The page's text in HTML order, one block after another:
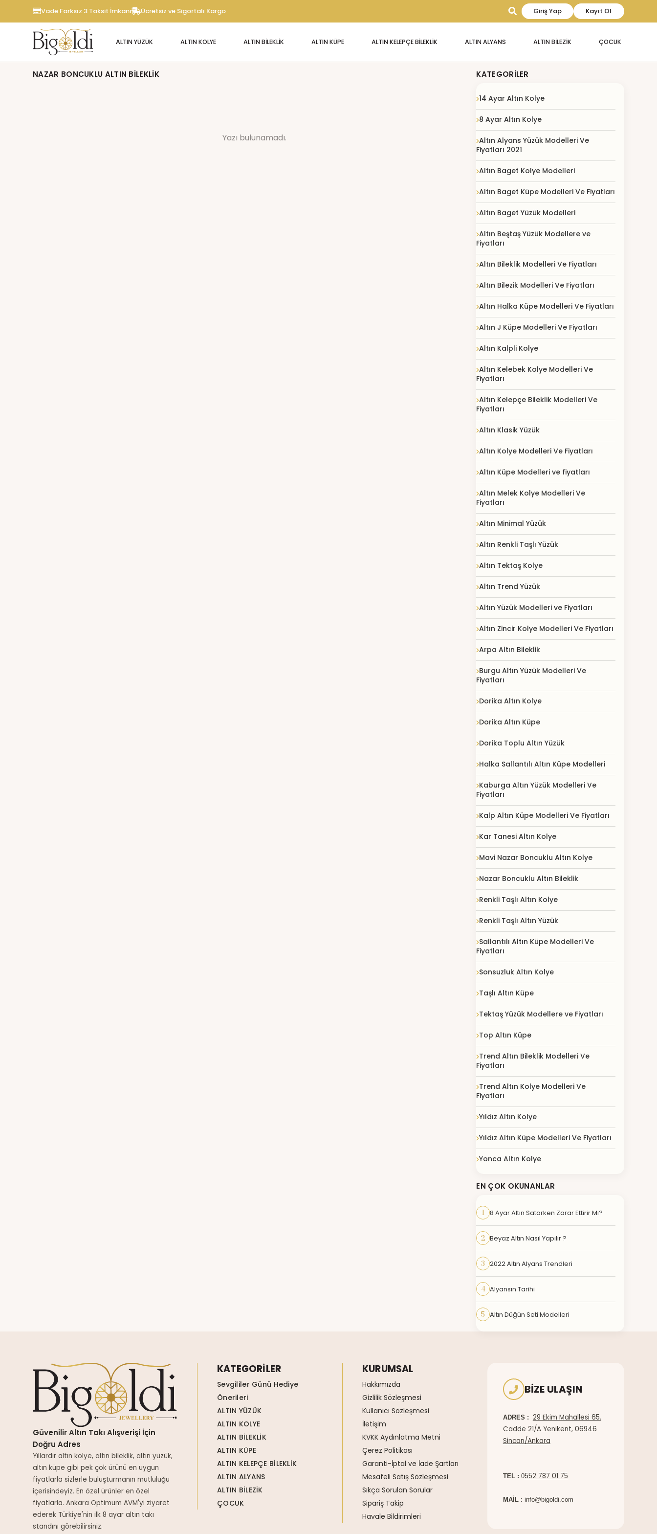
Vade Farksız 3 Taksit İmkanı Ücretsiz ve Sigortalı Kargo Giriş Yap Kayıt Ol
ALTIN YÜZÜK ALTIN KOLYE ALTIN BİLEKLİK ALTIN KÜPE ALTIN KELEPÇE BİLEKLİK ALTIN ALYANS ALTIN BİLEZİK ÇOCUK
NAZAR BONCUKLU ALTIN BILEKLIK
Yazı bulunamadı.
KATEGORILER
14 Ayar Altın Kolye
8 Ayar Altın Kolye
Altın Alyans Yüzük Modelleri Ve
Fiyatları 2021
Altın Baget Kolye Modelleri
Altın Baget Küpe Modelleri Ve Fiyatları
Altın Baget Yüzük Modelleri
Altın Beştaş Yüzük Modellere ve
Fiyatları
Altın Bileklik Modelleri Ve Fiyatları
Altın Bilezik Modelleri Ve Fiyatları
Altın Halka Küpe Modelleri Ve Fiyatları
Altın J Küpe Modelleri Ve Fiyatları
Altın Kalpli Kolye
Altın Kelebek Kolye Modelleri Ve
Fiyatları
Altın Kelepçe Bileklik Modelleri Ve
Fiyatları
Altın Klasik Yüzük
Altın Kolye Modelleri Ve Fiyatları
Altın Küpe Modelleri ve fiyatları
Altın Melek Kolye Modelleri Ve
Fiyatları
Altın Minimal Yüzük
Altın Renkli Taşlı Yüzük
Altın Tektaş Kolye
Altın Trend Yüzük
Altın Yüzük Modelleri ve Fiyatları
Altın Zincir Kolye Modelleri Ve Fiyatları
Arpa Altın Bileklik
Burgu Altın Yüzük Modelleri Ve
Fiyatları
Dorika Altın Kolye
Dorika Altın Küpe
Dorika Toplu Altın Yüzük
Halka Sallantılı Altın Küpe Modelleri
Kaburga Altın Yüzük Modelleri Ve
Fiyatları
Kalp Altın Küpe Modelleri Ve Fiyatları
Kar Tanesi Altın Kolye
Mavi Nazar Boncuklu Altın Kolye
Nazar Boncuklu Altın Bileklik
Renkli Taşlı Altın Kolye
Renkli Taşlı Altın Yüzük
Sallantılı Altın Küpe Modelleri Ve
Fiyatları
Sonsuzluk Altın Kolye
Taşlı Altın Küpe
Tektaş Yüzük Modellere ve Fiyatları
Top Altın Küpe
Trend Altın Bileklik Modelleri Ve
Fiyatları
Trend Altın Kolye Modelleri Ve
Fiyatları
Yıldız Altın Kolye
Yıldız Altın Küpe Modelleri Ve Fiyatları
Yonca Altın Kolye
EN ÇOK OKUNANLAR
1 8 Ayar Altın Satarken Zarar Ettirir Mi?
2 Beyaz Altın Nasıl Yapılır ?
3 2022 Altın Alyans Trendleri
4 Alyansın Tarihi
5 Altın Düğün Seti Modelleri
Güvenilir Altın Takı Alışverişi İçin
Doğru Adres
Yıllardır altın kolye, altın bileklik, altın yüzük,
altın küpe gibi pek çok ürünü en uygun
fiyatlarla sizlerle buluşturmanın mutluluğu
içerisindeyiz. En özel ürünler en özel
fiyatlarla. Ankara Optimum AVM'yi ziyaret
ederek Türkiye'nin ilk 8 ayar altın takı
standını görebilirsiniz.
KATEGORİLER
Sevgililer Günü Hediye
Önerileri
ALTIN YÜZÜK
ALTIN KOLYE
ALTIN BİLEKLİK
ALTIN KÜPE
ALTIN KELEPÇE BİLEKLİK
ALTIN ALYANS
ALTIN BİLEZİK
ÇOCUK
KURUMSAL
Hakkımızda
Gizlilik Sözleşmesi
Kullanıcı Sözleşmesi
İletişim
KVKK Aydınlatma Metni
Çerez Politikası
Garanti-İptal ve İade Şartları
Mesafeli Satış Sözleşmesi
Sıkça Sorulan Sorular
Sipariş Takip
Havale Bildirimleri
BIZE ULAŞIN
ADRES : 29 Ekim Mahallesi 65.
Cadde 21/A Yenikent, 06946
Sincan/Ankara
TEL : 0552 787 01 75
MAİL : info@bigoldi.com